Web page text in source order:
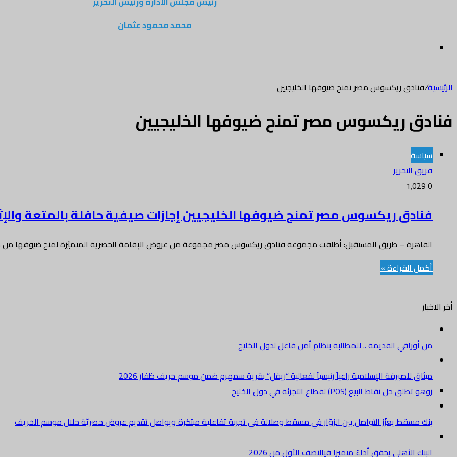
محمد محمود عثمان
الرئيسية/فنادق ريكسوس مصر تمنح ضيوفها الخليجيين
فنادق ريكسوس مصر تمنح ضيوفها الخليجيين
سياسة
فريق التحرير
0
فنادق ريكسوس مصر تمنح ضيوفها الخليجيين إجازات صيفية حافلة بالمتعة
القاهرة – طريق المستقبل: أطلقت مجموعة فنادق ريكسوس مصر مجموعة من عروض الإقامة الحصرية المتميّزة لمنح ضيوفها
أكمل القراءة »
أخر الاخبار
من أوراقي القديمة .. للمطالبة بنظام أمن فاعل لدول الخليج
ميثاق للصيرفة الإسلامية راعياً رئيسياً لفعالية “ريفل” بقرية سمهرم ضمن موسم خريف ظفار 2026
زوهو تطلق حل نقاط البيع (POS) لقطاع التجزئة في دول الخليج
بنك مسقط يعزّز التواصل بين الزوّار في مسقط وصلالة في تجربة تفاعلية مبتكرة ويواصل تقديم عروض حصريّة خلال موسم الخريف
البنك الأهلي يحقق أداءً متميزا فيالنصف الأول من 2026